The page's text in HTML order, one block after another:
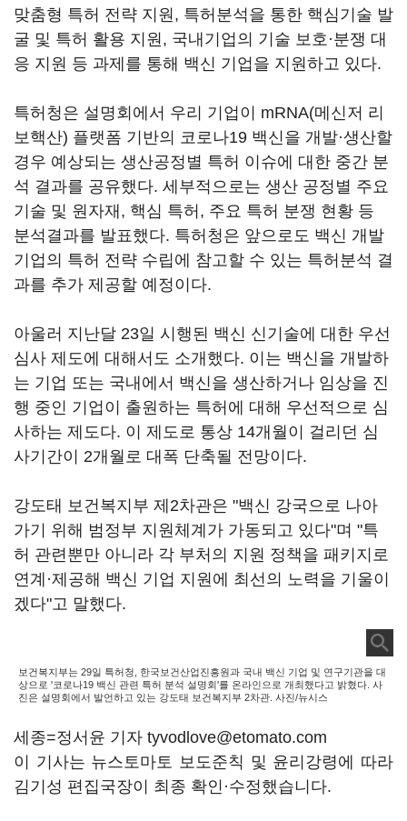
맞춤형 특허 전략 지원, 특허분석을 통한 핵심기술 발
굴 및 특허 활용 지원, 국내기업의 기술 보호·분쟁 대
응 지원 등 과제를 통해 백신 기업을 지원하고 있다.
특허청은 설명회에서 우리 기업이 mRNA(메신저 리
보핵산) 플랫폼 기반의 코로나19 백신을 개발·생산할
경우 예상되는 생산공정별 특허 이슈에 대한 중간 분
석 결과를 공유했다. 세부적으로는 생산 공정별 주요
기술 및 원자재, 핵심 특허, 주요 특허 분쟁 현황 등
분석결과를 발표했다. 특허청은 앞으로도 백신 개발
기업의 특허 전략 수립에 참고할 수 있는 특허분석 결
과를 추가 제공할 예정이다.
아울러 지난달 23일 시행된 백신 신기술에 대한 우선
심사 제도에 대해서도 소개했다. 이는 백신을 개발하
는 기업 또는 국내에서 백신을 생산하거나 임상을 진
행 중인 기업이 출원하는 특허에 대해 우선적으로 심
사하는 제도다. 이 제도로 통상 14개월이 걸리던 심
사기간이 2개월로 대폭 단축될 전망이다.
강도태 보건복지부 제2차관은 "백신 강국으로 나아
가기 위해 범정부 지원체계가 가동되고 있다"며 "특
허 관련뿐만 아니라 각 부처의 지원 정책을 패키지로
연계·제공해 백신 기업 지원에 최선의 노력을 기울이
겠다"고 말했다.
보건복지부는 29일 특허청, 한국보건산업진흥원과 국내 백신 기업 및 연구기관을 대
상으로 '코로나19 백신 관련 특허 분석 설명회'를 온라인으로 개최했다고 밝혔다. 사
진은 설명회에서 발언하고 있는 강도태 보건복지부 2차관. 사진/뉴시스
세종=정서윤 기자 tyvodlove@etomato.com
이 기사는 뉴스토마토 보도준칙 및 윤리강령에 따라
김기성 편집국장이 최종 확인·수정했습니다.